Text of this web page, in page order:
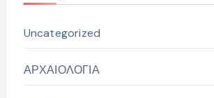
Uncategorized
ΑΡΧΑΙΟΛΟΓΙΑ